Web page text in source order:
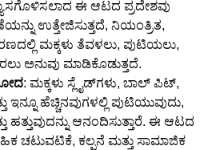
ಈ ಆಟದ ಪ್ರದೇಶವು
ಉತ್ತೇಜಿಸುತ್ತದೆ, ನಿಯಂತ್ರಿತ,
ಮಕ್ಕಳು ತೆವಳಲು, ಪುಟಿಯಲು,
ಅನುವು ಮಾಡಿಕೊಡುತ್ತದೆ.
: ಮಕ್ಕಳು ಸ್ಲೈಡ್‌ಗಳು, ಬಾಲ್ ಪಿಟ್,
ಇನ್ನೂ ಹೆಚ್ಚಿನವುಗಳಲ್ಲಿ ಪುಟಿಯುವುದು,
ಹತ್ತುವುದನ್ನು ಆನಂದಿಸುತ್ತಾರೆ. ಈ ಆಟದ
ಚಟುವಟಿಕೆ, ಕಲ್ಪನೆ ಮತ್ತು ಸಾಮಾಜಿಕ